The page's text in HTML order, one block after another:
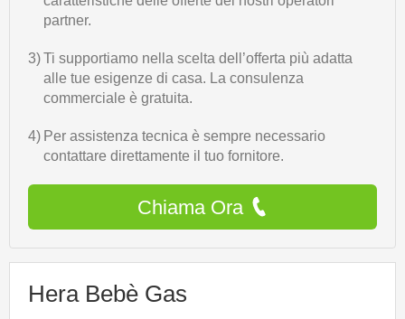
partner.
3)Ti supportiamo nella scelta dell’offerta più adatta
alle tue esigenze di casa. La consulenza
commerciale è gratuita.
4) Per assistenza tecnica è sempre necessario
contattare direttamente il tuo fornitore.
Chiama Ora
Hera Bebè Gas